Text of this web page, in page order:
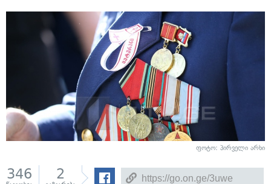
ფოტო: პირველი არხი
346 2